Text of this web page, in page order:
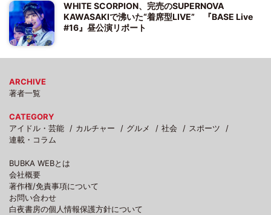
WHITE SCORPION、完売のSUPERNOVA
KAWASAKIで沸いた“着席型LIVE” 『BASE Live
#16』昼公演リポート
ARCHIVE
著者一覧
CATEGORY
アイドル・芸能
カルチャー グルメ 社会
スポーツ
連載・コラム
BUBKA WEBとは
会社概要
著作権/免責事項について
お問い合わせ
白夜書房の個人情報保護方針について